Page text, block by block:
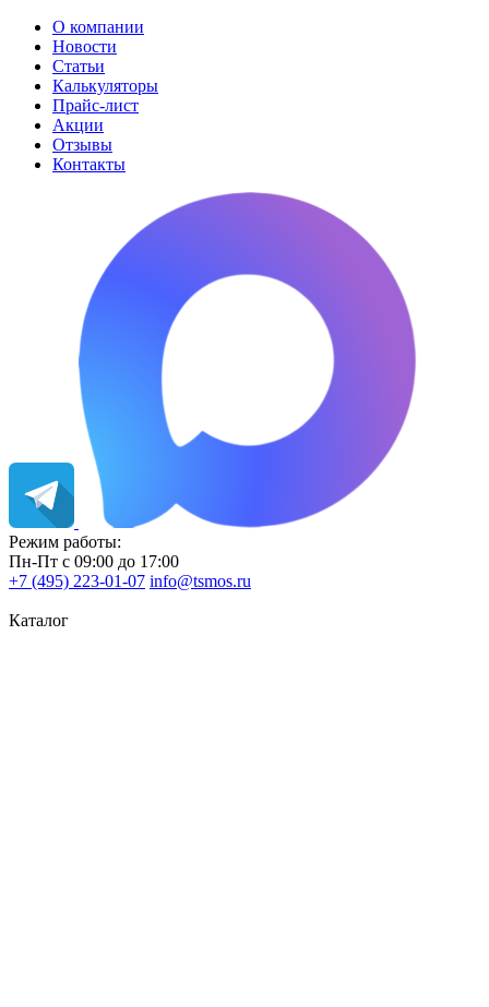
О компании
Новости
Статьи
Калькуляторы
Прайс-лист
Акции
Отзывы
Контакты
Режим работы:
Пн-Пт с 09:00 до 17:00
+7 (495) 223-01-07 info@tsmos.ru
Каталог